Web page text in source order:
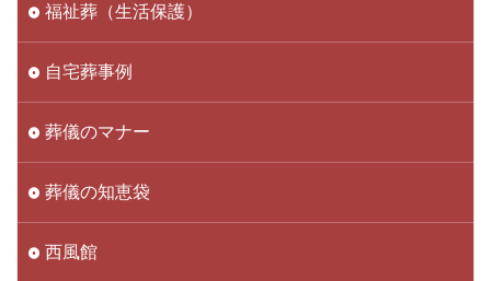
福祉葬（生活保護）
自宅葬事例
葬儀のマナー
葬儀の知恵袋
西風館